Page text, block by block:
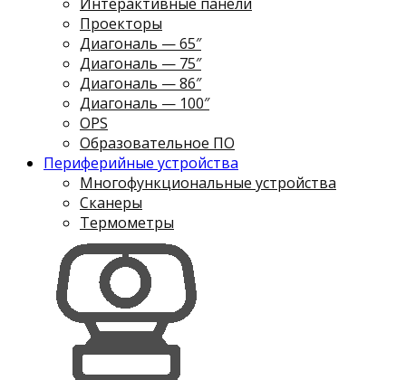
Проекторы
Диагональ — 65″
Диагональ — 75″
Диагональ — 86″
Диагональ — 100″
OPS
Образовательное ПО
Периферийные устройства
Многофункциональные устройства
Сканеры
Термометры